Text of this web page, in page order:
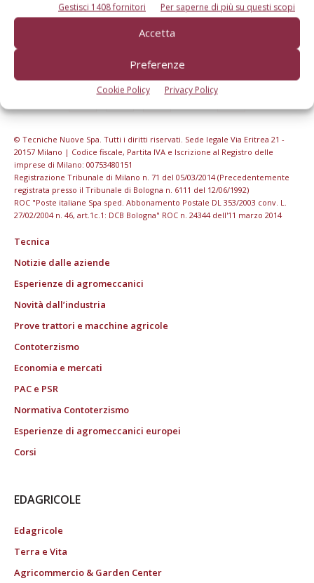
Gestisci 1408 fornitori Per saperne di più su questi scopi
Accetta
Preferenze
Cookie Policy Privacy Policy
© Tecniche Nuove Spa. Tutti i diritti riservati. Sede legale Via Eritrea 21 -
20157 Milano | Codice fiscale, Partita IVA e Iscrizione al Registro delle
imprese di Milano: 00753480151
Registrazione Tribunale di Milano n. 71 del 05/03/2014 (Precedentemente
registrata presso il Tribunale di Bologna n. 6111 del 12/06/1992)
ROC "Poste italiane Spa sped. Abbonamento Postale DL 353/2003 conv. L.
27/02/2004 n. 46, art.1c.1: DCB Bologna" ROC n. 24344 dell'11 marzo 2014
Tecnica
Notizie dalle aziende
Esperienze di agromeccanici
Novità dall’industria
Prove trattori e macchine agricole
Contoterzismo
Economia e mercati
PAC e PSR
Normativa Contoterzismo
Esperienze di agromeccanici europei
Corsi
EDAGRICOLE
Edagricole
Terra e Vita
Agricommercio & Garden Center